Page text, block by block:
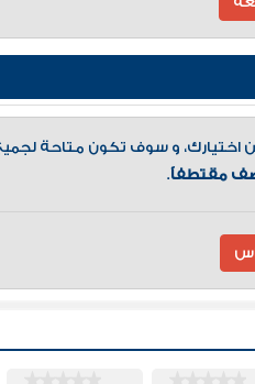
و سوف تكون متاحة لجميع
مقتطفاً.